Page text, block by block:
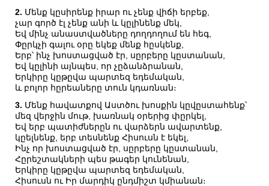
2. Մենք կըսիրենք իրար ու չենք վիճի երբեք,
չար գործ էլ չենք անի և կըլինենք մեկ,
Եվ մինչ անաստվածները դողդողում են հեգ,
Փըրկչի գալու օրը եկեք մենք հըսկենք,
Երբ՝ ինչ խոստացված էր, սըրբերը կըստանան,
Եվ կըլինի այնպես, որ չըձանձրանան,
Երկիրը կըթըվա պարտեզ եդեմական,
և բոլոր հըրեաները տուն կդառնան։
3. Մենք հավատքով Աստծու խոսքին կըվըստահենք՝
մեզ վերջին մութ, խառնակ օրերից փըրկել,
Եվ երբ պատիժներըն ու վարձերն ավարտենք,
կըելնենք, երբ տեսնենք Հիսուսն է եկել,
Ինչ որ խոստացված էր, սըրբերը կըստանան,
Հըրեշտակների պես թագեր կունենան,
Երկիրը կըթըվա պարտեզ եդեմական,
Հիսուսն ու Իր մարդիկ ընդմիշտ կմիանան։